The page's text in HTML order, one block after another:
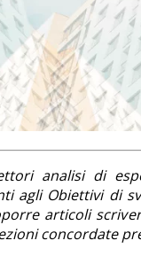
analisi di
agli Obiettivi di
articoli
concordate